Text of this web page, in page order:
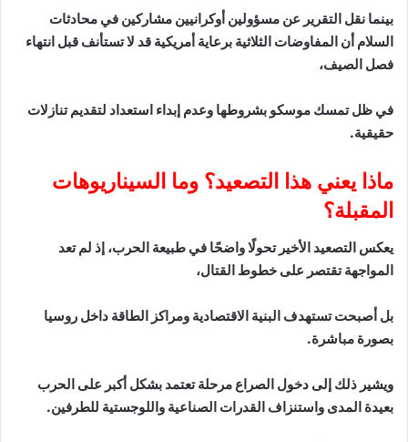
بينما نقل التقرير عن مسؤولين أوكرانيين مشاركين في محادثات
السلام أن المفاوضات الثلاثية برعاية أمريكية قد لا تستأنف قبل انتهاء
فصل الصيف،
في ظل تمسك موسكو بشروطها وعدم إبداء استعداد لتقديم تنازلات
حقيقية.
ماذا يعني هذا التصعيد؟ وما السيناريوهات
المقبلة؟
يعكس التصعيد الأخير تحولًا واضحًا في طبيعة الحرب، إذ لم تعد
المواجهة تقتصر على خطوط القتال،
بل أصبحت تستهدف البنية الاقتصادية ومراكز الطاقة داخل روسيا
بصورة مباشرة.
ويشير ذلك إلى دخول الصراع مرحلة تعتمد بشكل أكبر على الحرب
بعيدة المدى واستنزاف القدرات الصناعية واللوجستية للطرفين.